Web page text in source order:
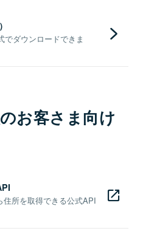
でダウンロードできま
お客さま向け
所を取得できる公式API